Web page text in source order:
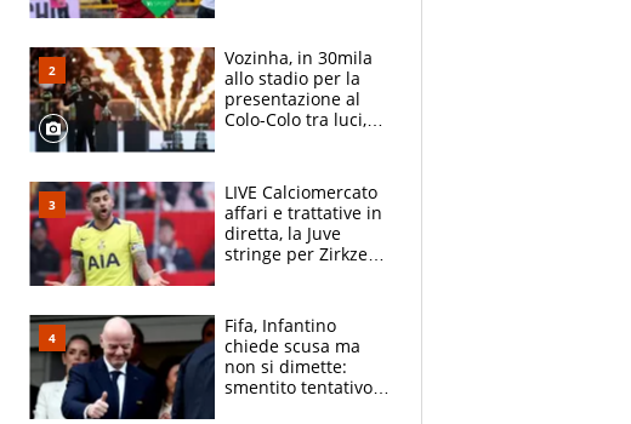
Vozinha, in 30mila
allo stadio per la
presentazione al
Colo-Colo tra luci,
LIVE Calciomercato
affari e trattative in
diretta, la Juve
stringe per Zirkzee,
Napoli-Lukaku
Fifa, Infantino
chiede scusa ma
non si dimette:
smentito tentativo di